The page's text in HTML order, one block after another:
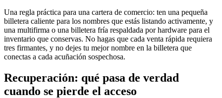
Una regla práctica para una cartera de comercio: ten una pequeña
billetera caliente para los nombres que estás listando activamente, y
una multifirma o una billetera fría respaldada por hardware para el
inventario que conservas. No hagas que cada venta rápida requiera
tres firmantes, y no dejes tu mejor nombre en la billetera que
conectas a cada acuñación sospechosa.
Recuperación: qué pasa de verdad
cuando se pierde el acceso